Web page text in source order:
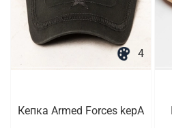
4
Кепка Armed Forces kepA